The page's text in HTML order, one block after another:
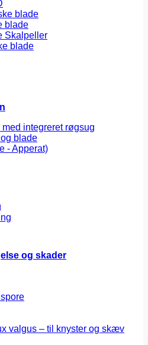
blade
blade
Skalpeller
blade
integreret røgsug
blade
- Apperat)
og skader
valgus – til knyster og skæv